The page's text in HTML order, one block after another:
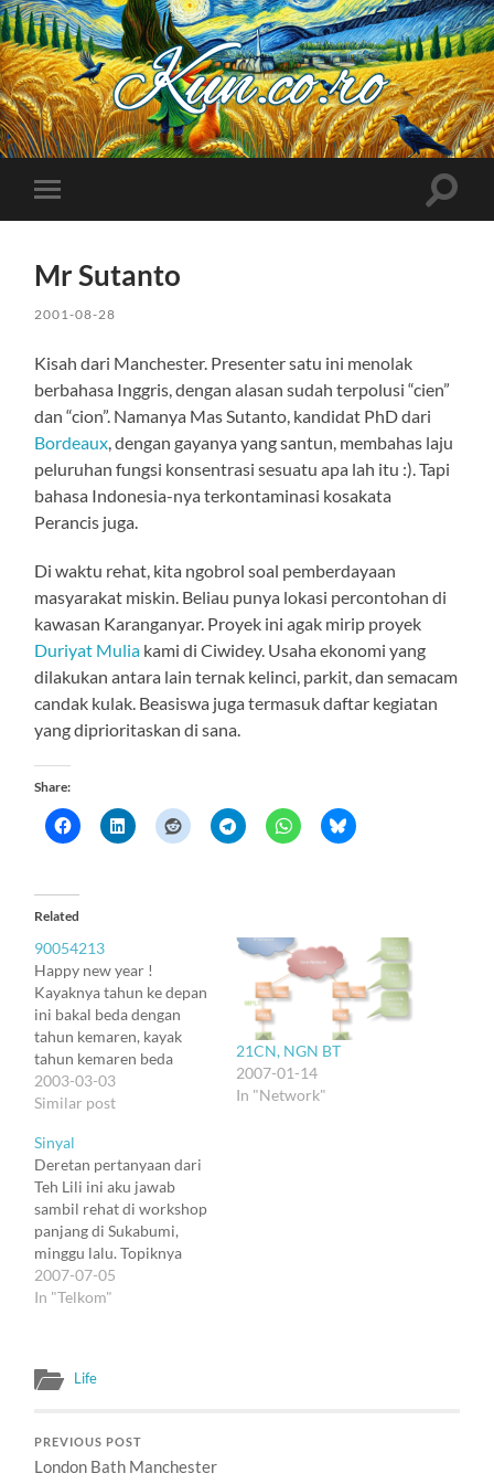
Kuncoro++
Toggle
mobile
Toggle
Mr Sutanto
2001-08-28
Kisah dari Manchester. Presenter satu ini menolak
berbahasa Inggris, dengan alasan sudah terpolusi “cien”
dan “cion”. Namanya Mas Sutanto, kandidat PhD dari
Bordeaux , dengan gayanya yang santun, membahas laju
peluruhan fungsi konsentrasi sesuatu apa lah itu :). Tapi
bahasa Indonesia-nya terkontaminasi kosakata
Perancis juga.
Di waktu rehat, kita ngobrol soal pemberdayaan
masyarakat miskin. Beliau punya lokasi percontohan di
kawasan Karanganyar. Proyek ini agak mirip proyek
Duriyat Mulia kami di Ciwidey. Usaha ekonomi yang
dilakukan antara lain ternak kelinci, parkit, dan semacam
candak kulak. Beasiswa juga termasuk daftar kegiatan
yang diprioritaskan di sana.
Share:
Related
90054213
Happy new year !
Kayaknya tahun ke depan
ini bakal beda dengan
tahun kemaren, kayak
tahun kemaren beda
bener dengan tahun
sebelumnya. Nggak
batas yang jelas juga,
sebenernya. Proyek-
proyek yang diasyiki
tahun kemaren harus
direstrukturisasi -- dan
sebagian besar dirombak
total. Proyek-proyek baru
jauh lebih…
2003-03-03
Similar post
21CN, NGN BT
2007-01-14
In "Network"
Sinyal
Deretan pertanyaan dari
Teh Lili ini aku jawab
sambil rehat di workshop
panjang di Sukabumi,
minggu lalu. Topiknya
utama tentang Pendidikan
di Bidang Telekomunikasi.
mengapa, tepatkah), baru
memuat wawancara jarak
jauh ini mulai…
2007-07-05
In "Telkom"
Life
PREVIOUS POST
London Bath Manchester